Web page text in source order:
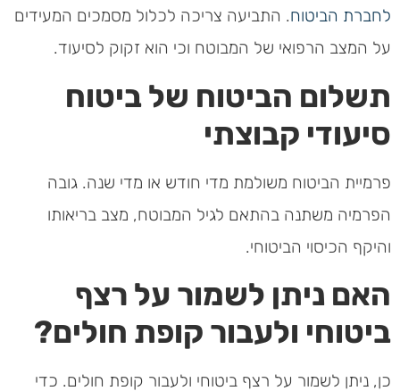
לחברת הביטוח. התביעה צריכה לכלול מסמכים המעידים
על המצב הרפואי של המבוטח וכי הוא זקוק לסיעוד.
תשלום הביטוח של ביטוח
סיעודי קבוצתי
פרמיית הביטוח משולמת מדי חודש או מדי שנה. גובה
הפרמיה משתנה בהתאם לגיל המבוטח, מצב בריאותו
והיקף הכיסוי הביטוחי.
האם ניתן לשמור על רצף
ביטוחי ולעבור קופת חולים?
כן, ניתן לשמור על רצף ביטוחי ולעבור קופת חולים. כדי